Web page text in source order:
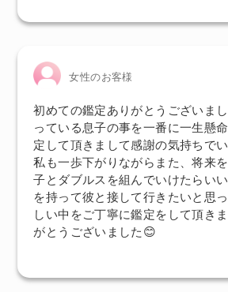
女性のお客様
初めての鑑定ありがとうございま
っている息子の事を一番に一生懸
定して頂きまして感謝の気持ちで
私も一歩下がりながらまた、将来
子とダブルスを組んでいけたらい
を持って彼と接して行きたいと思
しい中をご丁寧に鑑定をして頂き
がとうございました😊